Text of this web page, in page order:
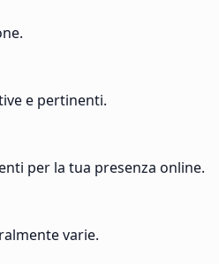
e pertinenti.
per la tua presenza online.
varie.